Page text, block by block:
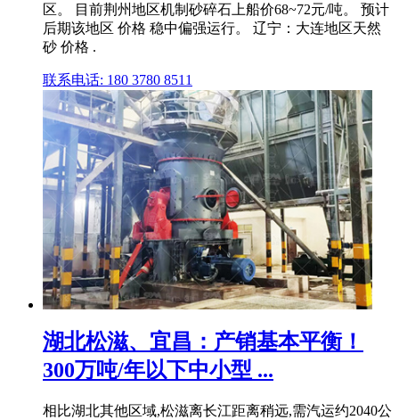
区。 目前荆州地区机制砂碎石上船价68~72元/吨。 预计
后期该地区 价格 稳中偏强运行。 辽宁：大连地区天然
砂 价格 .
联系电话: 180 3780 8511
湖北松滋、宜昌：产销基本平衡！
300万吨/年以下中小型 ...
相比湖北其他区域,松滋离长江距离稍远,需汽运约2040公